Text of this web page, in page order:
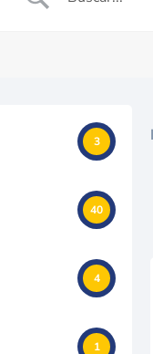
3
40
4
1